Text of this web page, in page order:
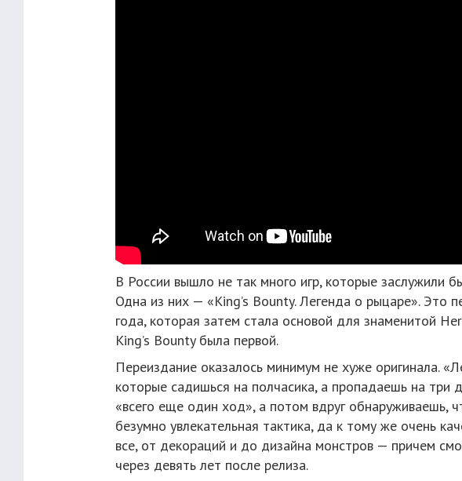
В России вышло не так много игр, которые заслужили
Одна из них — «King’s Bounty. Легенда о рыцаре». Это
года, которая затем стала основой для знаменитой
King’s Bounty была первой.
Переиздание оказалось минимум не хуже оригинала.
которые садишься на полчасика, а пропадаешь на три
«всего еще один ход», а потом вдруг обнаруживаешь,
безумно увлекательная тактика, да к тому же очень
все, от декораций и до дизайна монстров — причем
через девять лет после релиза.